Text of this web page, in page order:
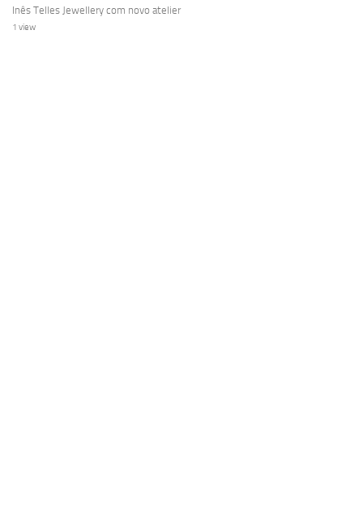
Inês Telles Jewellery com novo atelier
1 view